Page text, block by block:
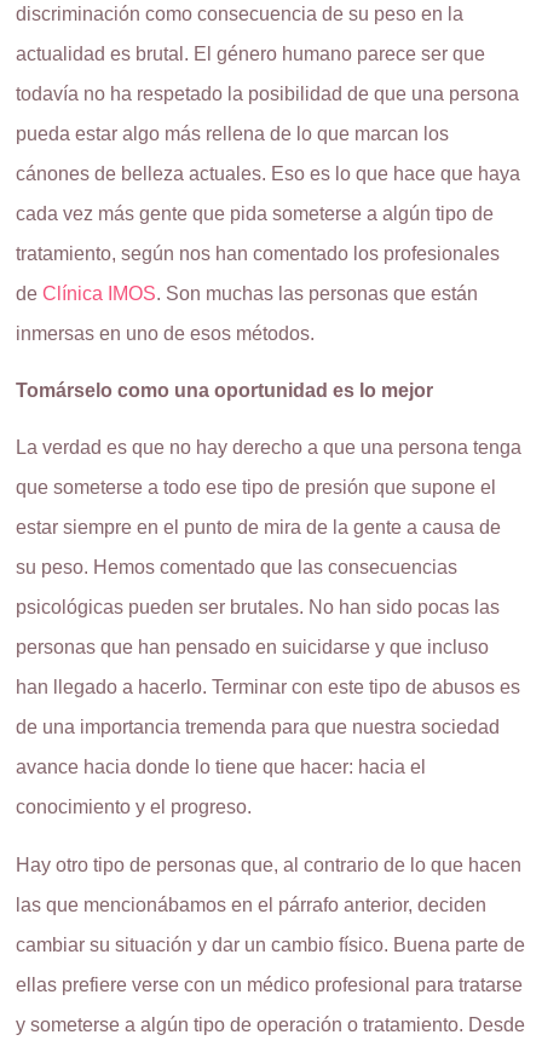
discriminación como consecuencia de su peso en la
actualidad es brutal. El género humano parece ser que
todavía no ha respetado la posibilidad de que una persona
pueda estar algo más rellena de lo que marcan los
cánones de belleza actuales. Eso es lo que hace que haya
cada vez más gente que pida someterse a algún tipo de
tratamiento, según nos han comentado los profesionales
deClínica IMOS. Son muchas las personas que están
inmersas en uno de esos métodos.
Tomárselo como una oportunidad es lo mejor
La verdad es que no hay derecho a que una persona tenga
que someterse a todo ese tipo de presión que supone el
estar siempre en el punto de mira de la gente a causa de
su peso. Hemos comentado que las consecuencias
psicológicas pueden ser brutales. No han sido pocas las
personas que han pensado en suicidarse y que incluso
han llegado a hacerlo. Terminar con este tipo de abusos es
de una importancia tremenda para que nuestra sociedad
avance hacia donde lo tiene que hacer: hacia el
conocimiento y el progreso.
Hay otro tipo de personas que, al contrario de lo que hacen
las que mencionábamos en el párrafo anterior, deciden
cambiar su situación y dar un cambio físico. Buena parte de
ellas prefiere verse con un médico profesional para tratarse
y someterse a algún tipo de operación o tratamiento. Desde